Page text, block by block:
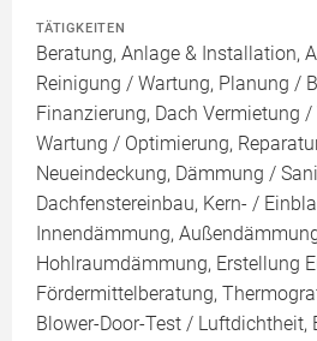
TÄTIGKEITEN
Beratung, Anlage & Installation,
Reinigung / Wartung, Planung /
Finanzierung, Dach Vermietung
Wartung / Optimierung,
Neueindeckung, Dämmung /
Dachfenstereinbau, Kern- /
Innendämmung,
Hohlraumdämmung, Erstellung
Fördermittelberatung,
Blower-Door-Test / Luftdichtheit,